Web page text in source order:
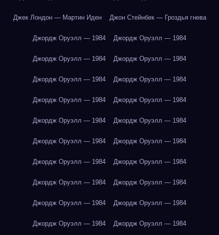
Джек Лондон — Мартин Иден Джон Стейнбек — Гроздья гнева
Джордж Оруэлл — 1984 Джордж Оруэлл — 1984
Джордж Оруэлл — 1984 Джордж Оруэлл — 1984
Джордж Оруэлл — 1984 Джордж Оруэлл — 1984
Джордж Оруэлл — 1984 Джордж Оруэлл — 1984
Джордж Оруэлл — 1984 Джордж Оруэлл — 1984
Джордж Оруэлл — 1984 Джордж Оруэлл — 1984
Джордж Оруэлл — 1984 Джордж Оруэлл — 1984
Джордж Оруэлл — 1984 Джордж Оруэлл — 1984
Джордж Оруэлл — 1984 Джордж Оруэлл — 1984
Джордж Оруэлл — 1984 Джордж Оруэлл — 1984